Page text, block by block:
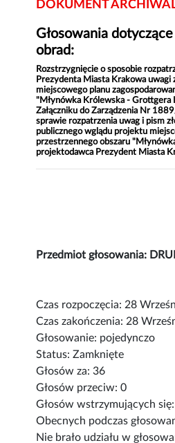
DOKUMENT
Głosowania
obrad:
Rozstrzygnięcie o sposobie
Prezydenta Miasta Krakowa uwagi
miejscowego planu
"Młynówka Królewska - Grottgera
Załączniku do Zarządzenia Nr
sprawie rozpatrzenia uwag i pism
publicznego wglądu projektu
przestrzennego obszaru
projektodawca Prezydent Miasta
Przedmiot głosowania:
Czas rozpoczęcia: 28
Czas zakończenia: 28
Głosowanie: pojedynczo
Status: Zamknięte
Głosów za: 36
Głosów przeciw: 0
Głosów wstrzymujących
Obecnych podczas
Nie brało udziału w